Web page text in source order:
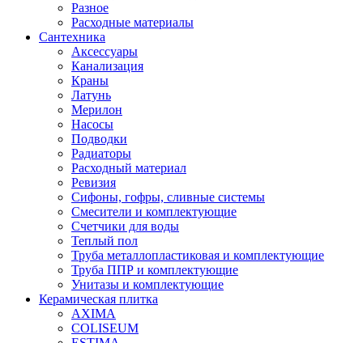
Разное
Расходные материалы
Сантехника
Аксессуары
Канализация
Краны
Латунь
Мерилон
Насосы
Подводки
Радиаторы
Расходный материал
Ревизия
Сифоны, гофры, сливные системы
Смесители и комплектующие
Счетчики для воды
Теплый пол
Труба металлопластиковая и комплектующие
Труба ППР и комплектующие
Унитазы и комплектующие
Керамическая плитка
AXIMA
COLISEUM